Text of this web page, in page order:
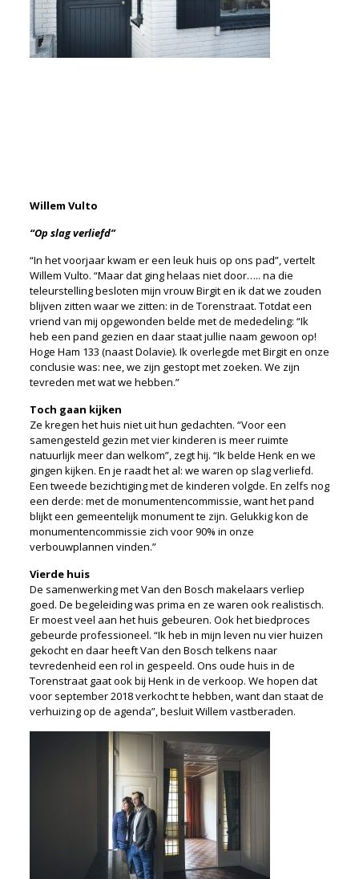
Willem Vulto
“Op slag verliefd”
“In het voorjaar kwam er een leuk huis op ons pad”, vertelt
Willem Vulto. “Maar dat ging helaas niet door….. na die
teleurstelling besloten mijn vrouw Birgit en ik dat we zouden
blijven zitten waar we zitten: in de Torenstraat. Totdat een
vriend van mij opgewonden belde met de mededeling: “Ik
heb een pand gezien en daar staat jullie naam gewoon op!
Hoge Ham 133 (naast Dolavie). Ik overlegde met Birgit en onze
conclusie was: nee, we zijn gestopt met zoeken. We zijn
tevreden met wat we hebben.”
Toch gaan kijken
Ze kregen het huis niet uit hun gedachten. “Voor een
samengesteld gezin met vier kinderen is meer ruimte
natuurlijk meer dan welkom”, zegt hij. “Ik belde Henk en we
gingen kijken. En je raadt het al: we waren op slag verliefd.
Een tweede bezichtiging met de kinderen volgde. En zelfs nog
een derde: met de monumentencommissie, want het pand
blijkt een gemeentelijk monument te zijn. Gelukkig kon de
monumentencommissie zich voor 90% in onze
verbouwplannen vinden.”
Vierde huis
De samenwerking met Van den Bosch makelaars verliep
goed. De begeleiding was prima en ze waren ook realistisch.
Er moest veel aan het huis gebeuren. Ook het biedproces
gebeurde professioneel. “Ik heb in mijn leven nu vier huizen
gekocht en daar heeft Van den Bosch telkens naar
tevredenheid een rol in gespeeld. Ons oude huis in de
Torenstraat gaat ook bij Henk in de verkoop. We hopen dat
voor september 2018 verkocht te hebben, want dan staat de
verhuizing op de agenda”, besluit Willem vastberaden.